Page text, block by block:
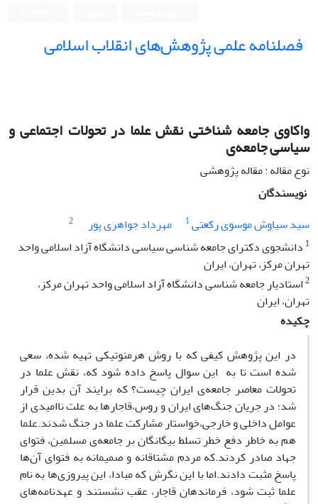
فصلنامه علمی پژوهش‌های انقلاب اسلامی
واکاوی جامعه شناختی نقش علما در تحولات اجتماعی و
سیاسی جامعه‌ی
نوع مقاله : مقاله پژوهشی
نویسندگان
سید سیاوش موسوی رکعتی1 مهرداد جواهری پور
2
1 دانشجوی دکترای جامعه شناسی سیاسی دانشگاه آزاد اسلامی واحد
تهران مرکز، تهران، ایران
2استادیار جامعه شناسی دانشگاه آزاد اسلامی واحد تهران مرکز،
تهران، ایران
چکیده
در این پژوهش کیفی که با روش هرمنوتیکی تهیه شده، سعی
شده است تا به این سوال پاسخ داده شود که، نقش علما در
تحولات معاصر جامعهی ایران چیست؟ که برایند آن بدین قرار
شد؛ در جریان جنگهای ایران و روس،قاجارها به علت ناامیدی از
عوامل داخلی و خارجی،خواستار مشارکت علما در جنگ شدند.علما
هم به خاطر دفع خطر تسلط بیگانگان بر جامعهی مسلمین، فتوای
جهاد صادر کردند.که مردم مشتاقانه و صمیمانه به فتوای آنها
پاسخ مثبت دادند.اما با این نگرش که مبادا، این پیروزیها به نام
علما ثبت شود، فرماندهان قاجار، عقب نشستند و عهدنامههای